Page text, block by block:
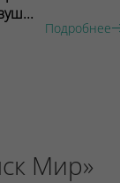
Подробнее
Мир»